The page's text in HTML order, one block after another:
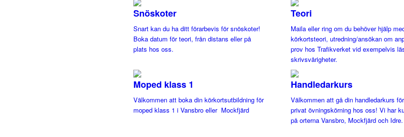
Snöskoter
Snart kan du ha ditt förarbevis för snöskoter!
Boka datum för teori, från distans eller på
plats hos oss.
Teori
Maila eller ring om du behöver hjälp
körkortsteori, utredning/ansökan om
prov hos Trafikverket vid exempelvis
skrivsvårigheter.
Moped klass 1
Välkommen att boka din körkortsutbildning för
moped klass 1 i Vansbro eller Mockfjärd
Handledarkurs
Välkommen att gå din handledarkurs för
privat övningskörning hos oss! Vi har
på orterna Vansbro, Mockfjärd och Idre.